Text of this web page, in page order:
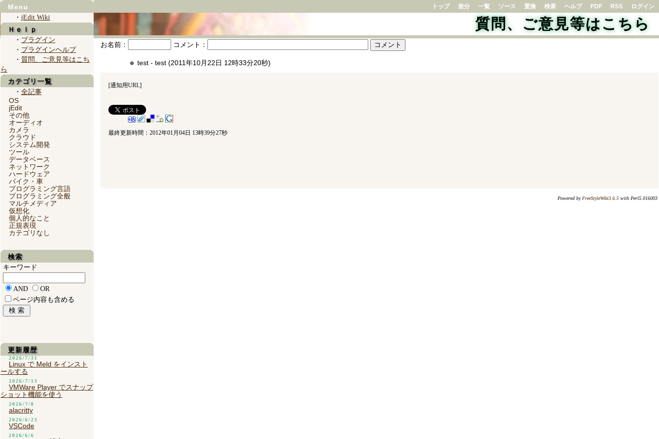
トップ 差分 一覧 ソース 置換 検索 ヘルプ PDF RSS ログイン
質問、ご意見等はこちら
お名前： コメント：
test - test (2011年10月22日 12時33分20秒)
[通知用URL]
最終更新時間：2012年01月04日 13時39分27秒
Menu
・ jEdit Wiki
Ｈｅｌｐ
・ プラグイン
・ プラグインヘルプ
・ 質問、ご意見等はこち
ら
カテゴリ一覧
・ 全記事
OS
jEdit
その他
オーディオ
カメラ
クラウド
システム開発
ツール
データベース
ネットワーク
ハードウェア
バイク・車
プログラミング言語
プログラミング全般
マルチメディア
仮想化
個人的なこと
正規表現
カテゴリなし
検索
キーワード
AND
OR
ページ内容も含める
更新履歴
2026/7/31
Linux で Meld をインスト
ールする
2026/7/13
VMWare Player でスナップ
ショット機能を使う
2026/7/8
alacritty
2026/6/23
VSCode
2026/6/6
Powered by FreeStyleWiki3.6.5 with Perl5.016003